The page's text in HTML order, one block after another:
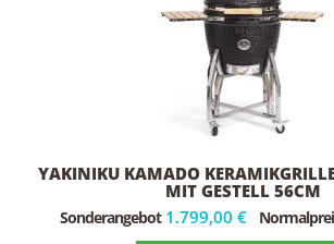
YAKINIKU KAMADO
MIT GESTELL 56CM
Sonderangebot 1.799,00 €